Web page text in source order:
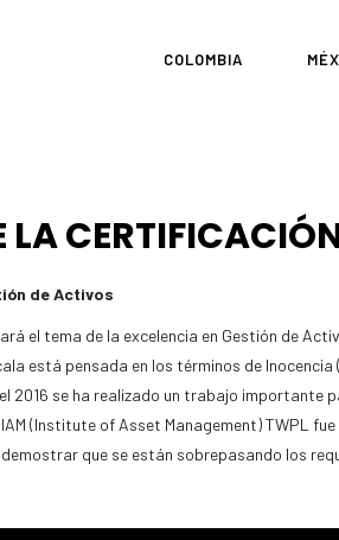
COLOMBIA
LA
de Activos
el tema de la excelencia en Gestión de
está pensada en los términos de
2016 se ha realizado un trabajo
(Institute of Asset Management) TWPL
que se están sobrepasando los